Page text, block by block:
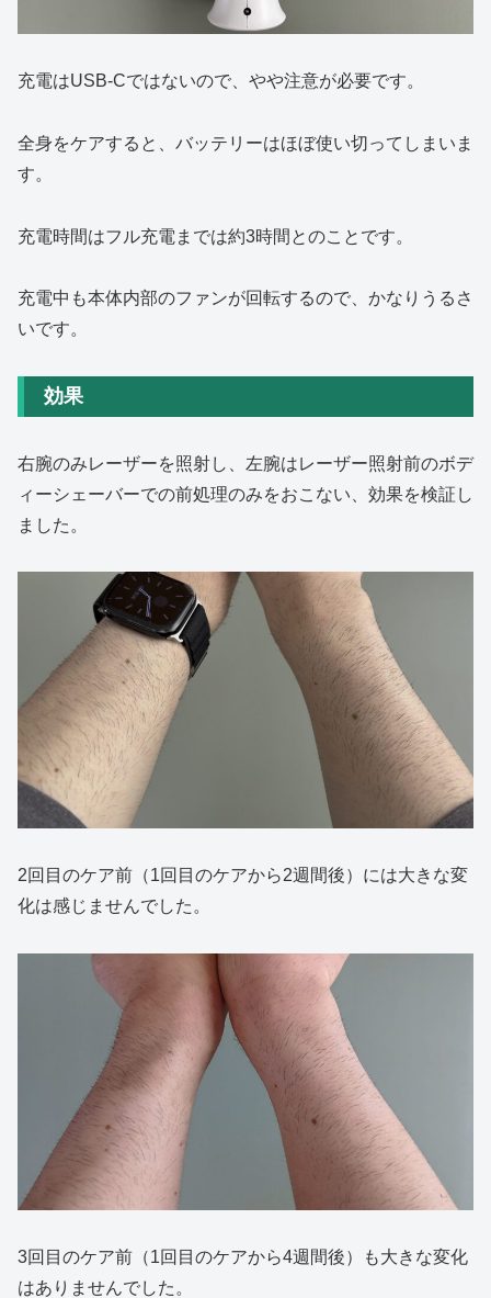
充電はUSB-Cではないので、やや注意が必要です。
全身をケアすると、バッテリーはほぼ使い切ってしまいま
す。
充電時間はフル充電までは約3時間とのことです。
充電中も本体内部のファンが回転するので、かなりうるさ
いです。
効果
右腕のみレーザーを照射し、左腕はレーザー照射前のボデ
ィーシェーバーでの前処理のみをおこない、効果を検証し
ました。
2回目のケア前（1回目のケアから2週間後）には大きな変
化は感じませんでした。
3回目のケア前（1回目のケアから4週間後）も大きな変化
はありませんでした。